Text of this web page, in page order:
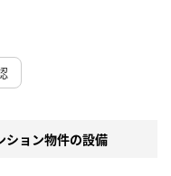
ション物件の設備